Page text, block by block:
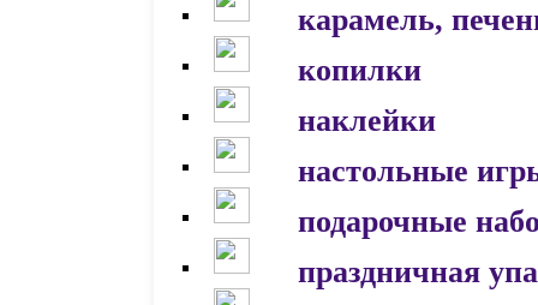
карамель,
копилки
наклейки
настольные
подарочные
праздничная